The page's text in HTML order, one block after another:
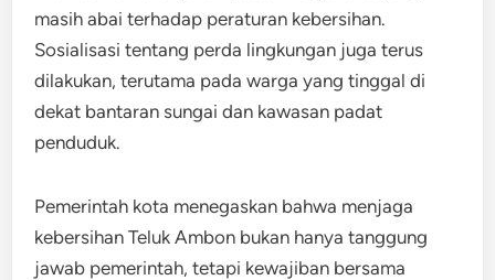
masih abai terhadap peraturan kebersihan.
Sosialisasi tentang perda lingkungan juga terus
dilakukan, terutama pada warga yang tinggal di
dekat bantaran sungai dan kawasan padat
penduduk.
Pemerintah kota menegaskan bahwa menjaga
kebersihan Teluk Ambon bukan hanya tanggung
jawab pemerintah, tetapi kewajiban bersama